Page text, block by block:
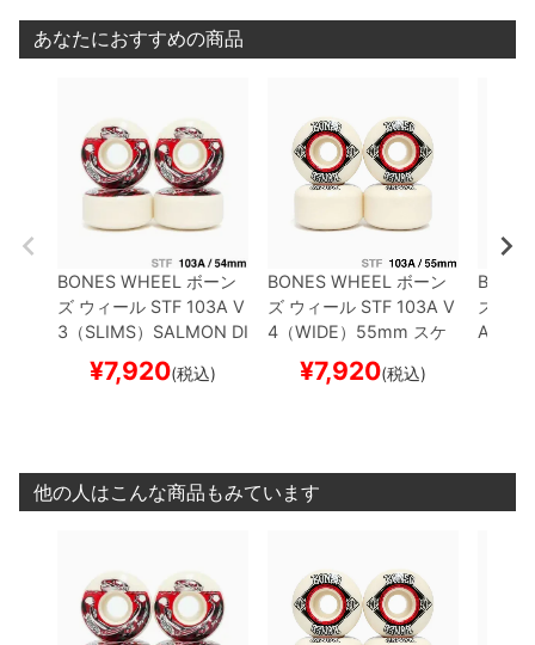
あなたにおすすめの商品
BONES WHEEL ボーン
ズ ウィール STF 103A V
3（SLIMS） SALMON DI
NNER54mmスケート
ボード スケボー
¥7,920(税込)
BONES WHEEL ボーン
ズ ウィール STF 103A V
4（WIDE） 55mm スケ
ートボード スケボー
¥7,920(税込)
ズ
A 97A
他の人はこんな商品もみています